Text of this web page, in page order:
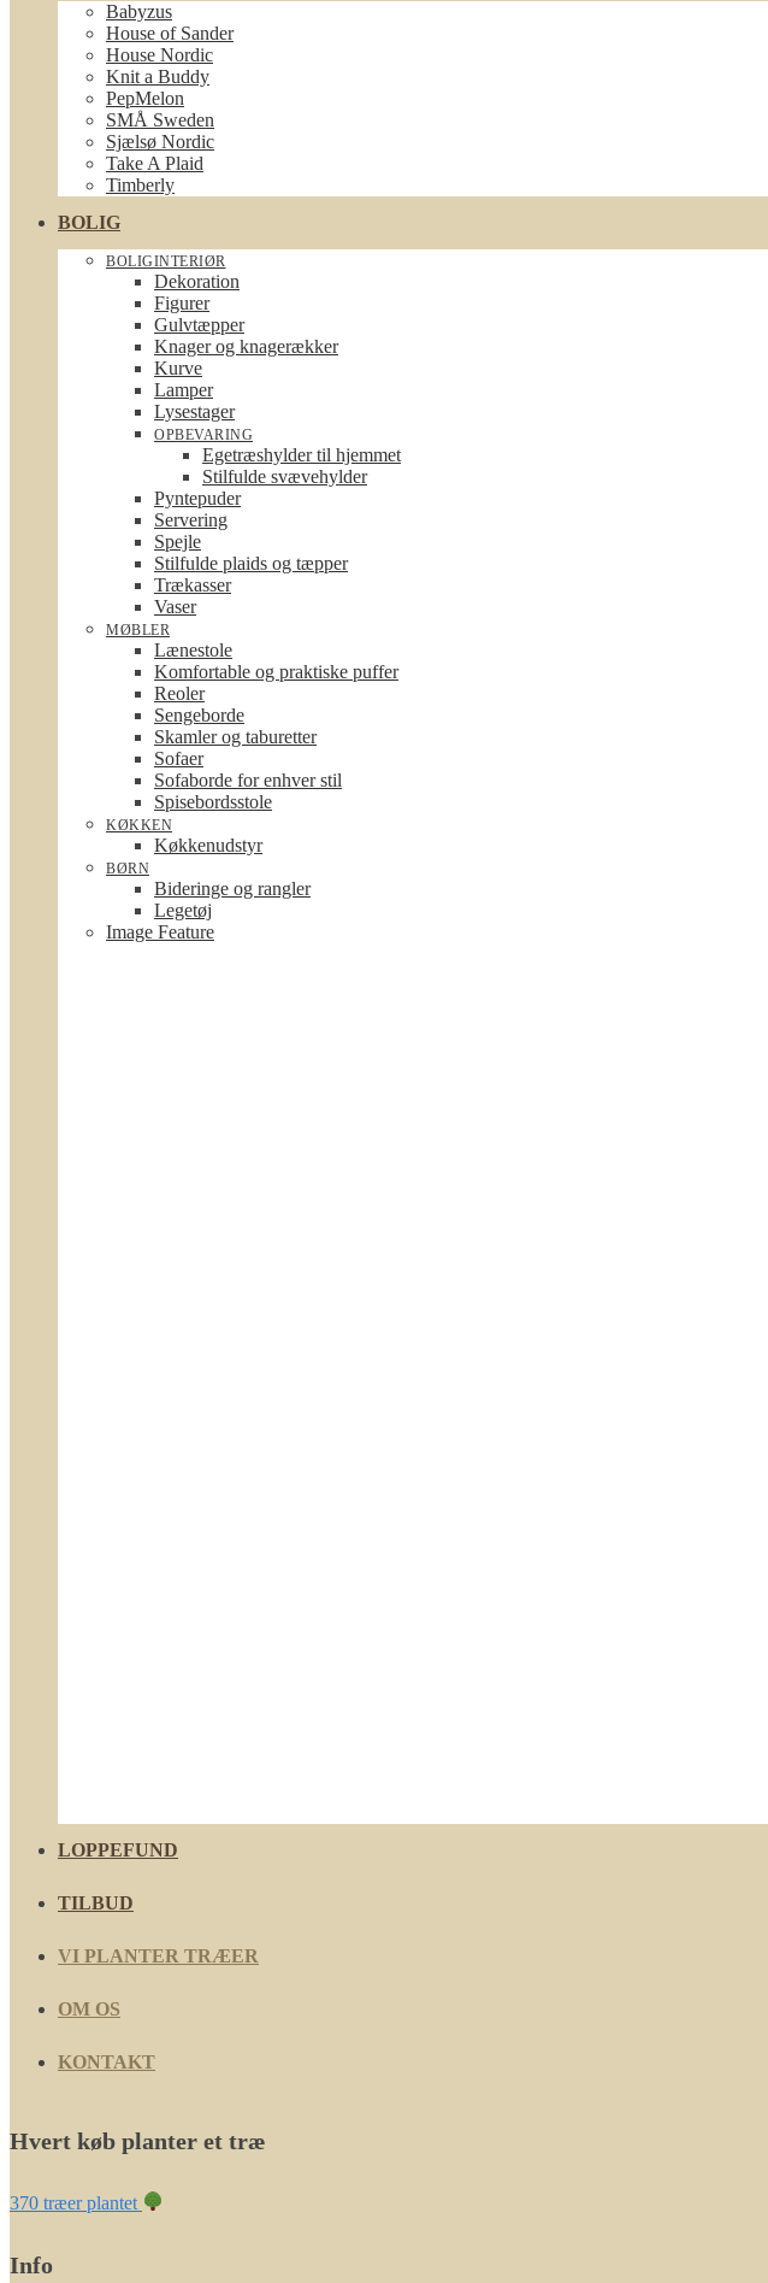
Babyzus
House of Sander
House Nordic
Knit a Buddy
PepMelon
SMÅ Sweden
Sjælsø Nordic
Take A Plaid
Timberly
BOLIG
BOLIGINTERIØR
Dekoration
Figurer
Gulvtæpper
Knager og knagerækker
Kurve
Lamper
Lysestager
OPBEVARING
Egetræshylder til hjemmet
Stilfulde svævehylder
Pyntepuder
Servering
Spejle
Stilfulde plaids og tæpper
Trækasser
Vaser
MØBLER
Lænestole
Komfortable og praktiske puffer
Reoler
Sengeborde
Skamler og taburetter
Sofaer
Sofaborde for enhver stil
Spisebordsstole
KØKKEN
Køkkenudstyr
BØRN
Bideringe og rangler
Legetøj
Image Feature
LOPPEFUND
TILBUD
VI PLANTER TRÆER
OM OS
KONTAKT
Hvert køb planter et træ
370 træer plantet
Info